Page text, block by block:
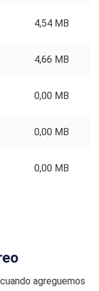
4,54 MB
4,66 MB
0,00 MB
0,00 MB
0,00 MB
agreguemos